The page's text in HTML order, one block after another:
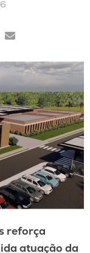
reforça
atuação da